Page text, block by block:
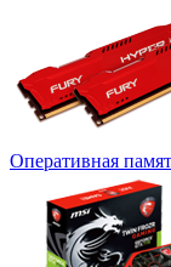
Оперативная